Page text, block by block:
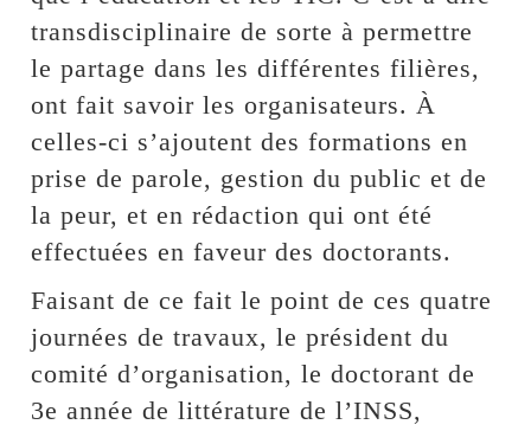
transdisciplinaire de sorte à permettre
le partage dans les différentes filières,
ont fait savoir les organisateurs. À
celles-ci s’ajoutent des formations en
prise de parole, gestion du public et de
la peur, et en rédaction qui ont été
effectuées en faveur des doctorants.
Faisant de ce fait le point de ces quatre
journées de travaux, le président du
comité d’organisation, le doctorant de
3e année de littérature de l’INSS,